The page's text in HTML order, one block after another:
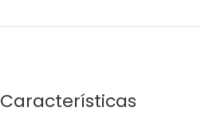
Características